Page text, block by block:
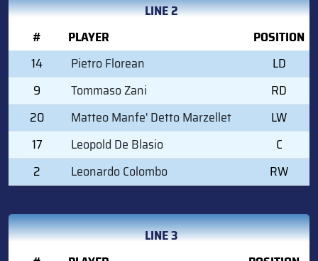
LINE 2
#
PLAYER
POSITION
14
Pietro Florean
LD
9
Tommaso Zani
RD
20
Matteo Manfe' Detto Marzellet
LW
17
Leopold De Blasio
C
2
Leonardo Colombo RW
LINE 3